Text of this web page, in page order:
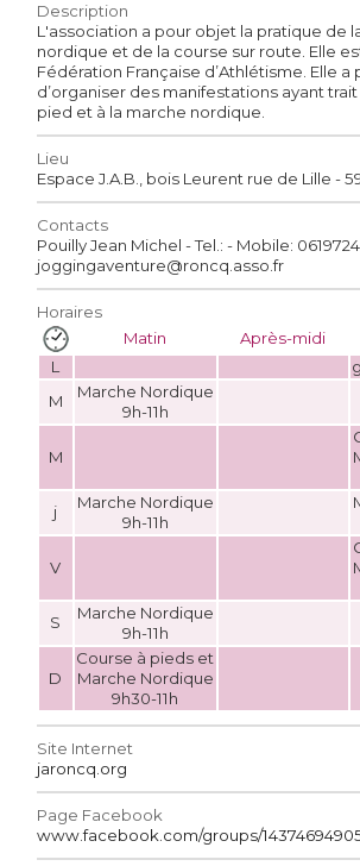
Description
L'association a pour objet la pratique de
nordique et de la course sur route. Elle
Fédération Française d’Athlétisme. Elle a
d’organiser des manifestations ayant
pied et à la marche nordique.
Lieu
Espace J.A.B., bois Leurent rue de Lille -
Contacts
Pouilly Jean Michel - Tel.: - Mobile:
joggingaventure@roncq.asso.fr
Horaires
Matin
Après-midi
L
M
Marche Nordique
9h-11h
M
j
Marche Nordique
9h-11h
V
S
Marche Nordique
9h-11h
D
Course à pieds et
Marche Nordique
9h30-11h
Site Internet
jaroncq.org
Page Facebook
www.facebook.com/groups/